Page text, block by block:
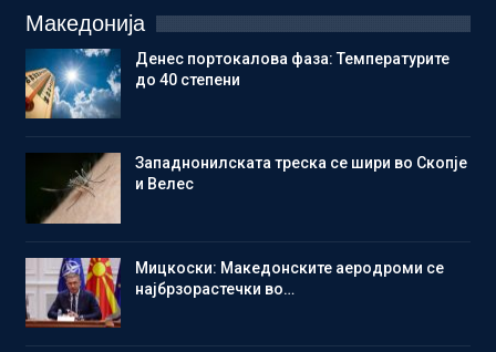
Македонија
Денес портокалова фаза: Температурите
до 40 степени
Западнонилската треска се шири во Скопје
и Велес
Мицкоски: Македонските аеродроми се
најбрзорастечки во…